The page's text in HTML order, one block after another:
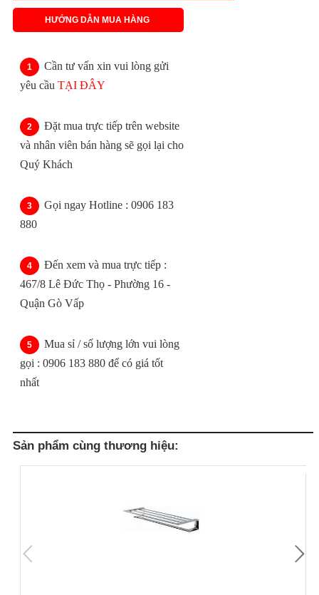
HƯỚNG DẪN MUA HÀNG
Cần tư vấn xin vui lòng gửi
yêu cầu TẠI ĐÂY
Đặt mua trực tiếp trên website
và nhân viên bán hàng sẽ gọi lại cho
Quý Khách
Gọi ngay Hotline : 0906 183
880
Đến xem và mua trực tiếp :
467/8 Lê Đức Thọ - Phường 16 -
Quận Gò Vấp
Mua sỉ / số lượng lớn vui lòng
gọi : 0906 183 880 để có giá tốt
nhất
Sản phẩm cùng thương hiệu: